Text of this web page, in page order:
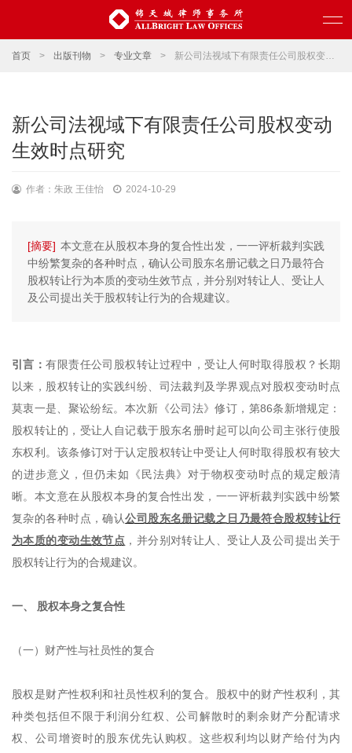
首页 > 出版刊物 > 专业文章 > 新公司法视域下有限责任公司股权变动生效时点研究
新公司法视域下有限责任公司股权变动
生效时点研究
作者：朱政 王佳怡 2024-10-29
[摘要] 本文意在从股权本身的复合性出发，一一评析裁判实践
中纷繁复杂的各种时点，确认公司股东名册记载之日乃最符合
股权转让行为本质的变动生效节点，并分别对转让人、受让人
及公司提出关于股权转让行为的合规建议。
引言：有限责任公司股权转让过程中，受让人何时取得股权？长期
以来，股权转让的实践纠纷、司法裁判及学界观点对股权变动时点
莫衷一是、聚讼纷纭。本次新《公司法》修订，第86条新增规定：
股权转让的，受让人自记载于股东名册时起可以向公司主张行使股
东权利。该条修订对于认定股权转让中受让人何时取得股权有较大
的进步意义，但仍未如《民法典》对于物权变动时点的规定般清
晰。本文意在从股权本身的复合性出发，一一评析裁判实践中纷繁
复杂的各种时点，确认公司股东名册记载之日乃最符合股权转让行
为本质的变动生效节点 ，并分别对转让人、受让人及公司提出关于
股权转让行为的合规建议。
一、 股权本身之复合性
（一）财产性与社员性的复合
股权是财产性权利和社员性权利的复合。股权中的财产性权利，其
种类包括但不限于利润分红权、公司解散时的剩余财产分配请求
权、公司增资时的股东优先认购权。这些权利均以财产给付为内